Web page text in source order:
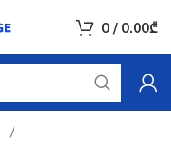
0 / 0.00₾